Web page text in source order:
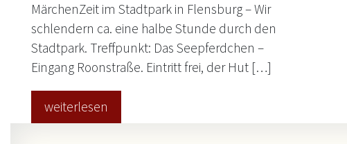
MärchenZeit im Stadtpark in Flensburg – Wir
schlendern ca. eine halbe Stunde durch den
Stadtpark. Treffpunkt: Das Seepferdchen –
Eingang Roonstraße. Eintritt frei, der Hut […]
weiterlesen